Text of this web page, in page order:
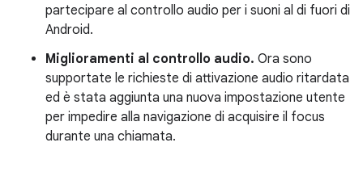
partecipare al controllo audio per i suoni al di fuori di
Android.
Miglioramenti al controllo audio. Ora sono
supportate le richieste di attivazione audio ritardata
ed è stata aggiunta una nuova impostazione utente
per impedire alla navigazione di acquisire il focus
durante una chiamata.